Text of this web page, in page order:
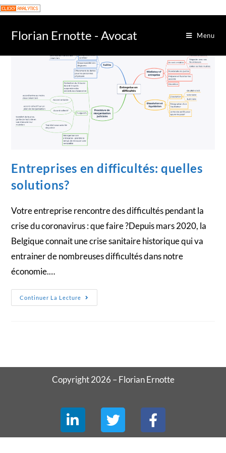
Florian Ernotte - Avocat Menu
Entreprises en difficultés: quelles
solutions?
Votre entreprise rencontre des difficultés pendant la
crise du coronavirus : que faire ?Depuis mars 2020, la
Belgique connait une crise sanitaire historique qui va
entrainer de nombreuses difficultés dans notre
économie.…
Continuer La Lecture
Copyright 2026 – Florian Ernotte